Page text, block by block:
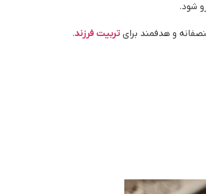
شود.
و هدفمند برای تربیت فرزند.